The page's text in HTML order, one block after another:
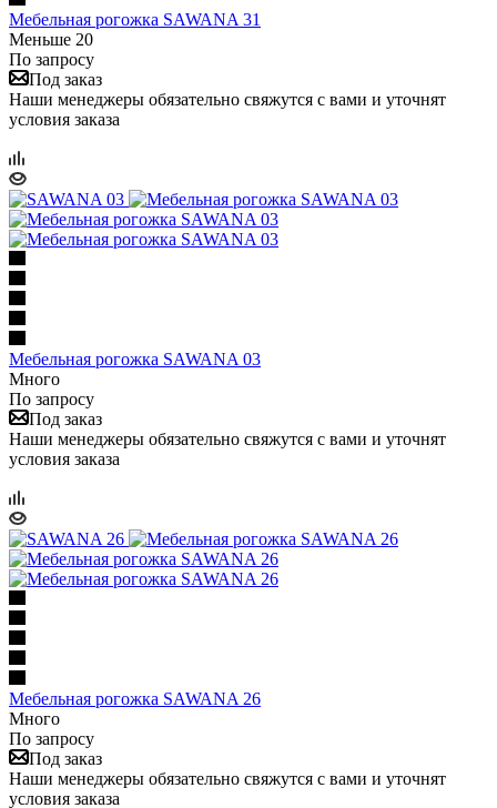
Мебельная рогожка SAWANA 31
Меньше 20
По запросу
Под заказ
Наши менеджеры обязательно свяжутся с вами и уточнят
условия заказа
Мебельная рогожка SAWANA 03
Много
По запросу
Под заказ
Наши менеджеры обязательно свяжутся с вами и уточнят
условия заказа
Мебельная рогожка SAWANA 26
Много
По запросу
Под заказ
Наши менеджеры обязательно свяжутся с вами и уточнят
условия заказа